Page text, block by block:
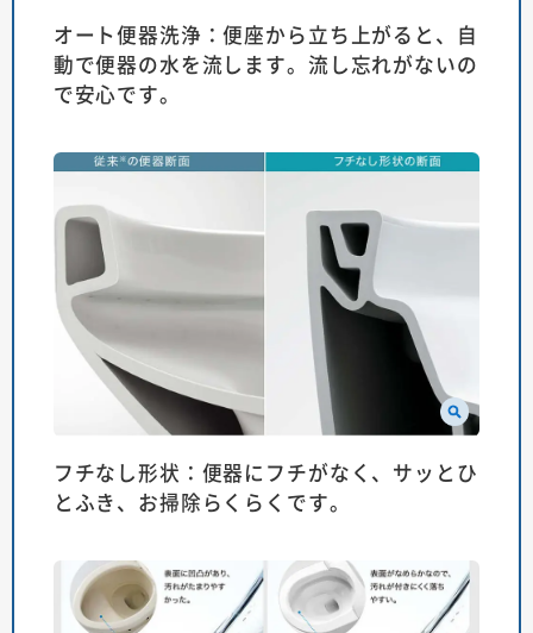
オート便器洗浄：便座から立ち上がると、自
動で便器の水を流します。流し忘れがないの
で安心です。
フチなし形状：便器にフチがなく、サッとひ
とふき、お掃除らくらくです。